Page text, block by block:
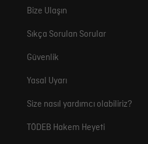
Bize Ulaşın
Sıkça Sorulan Sorular
Güvenlik
Yasal Uyarı
Size nasıl yardımcı olabiliriz?
TÖDEB Hakem Heyeti